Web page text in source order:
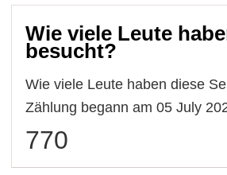
Wie viele Leute
besucht?
Wie viele Leute haben diese
Zählung begann am 05 July
770